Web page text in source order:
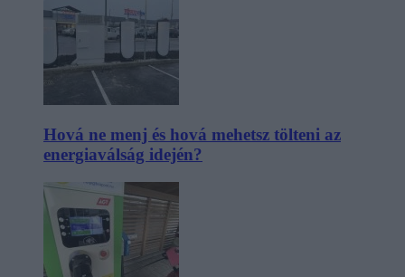
Hová ne menj és hová mehetsz tölteni az
energiaválság idején?